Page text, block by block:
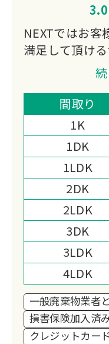
3.0
NEXTではお客
満足して頂け
どんなお困り
応させて頂きま
お見積り・相
しますので、
間取り
1K
1DK
1LDK
2DK
2LDK
3DK
3LDK
4LDK
一般廃棄物業者
損害保険加入済
クレジットカー